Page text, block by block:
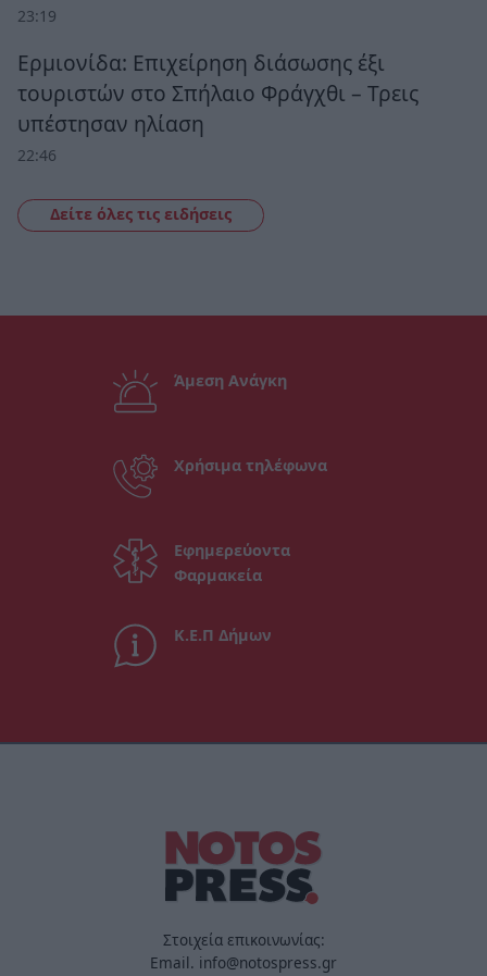
23:19
Ερμιονίδα: Επιχείρηση διάσωσης έξι
τουριστών στο Σπήλαιο Φράγχθι – Τρεις
υπέστησαν ηλίαση
22:46
Δείτε όλες τις ειδήσεις
Άμεση Ανάγκη
Χρήσιμα τηλέφωνα
Εφημερεύοντα
Φαρμακεία
Κ.Ε.Π Δήμων
Στοιχεία επικοινωνίας:
Email. info@notospress.gr